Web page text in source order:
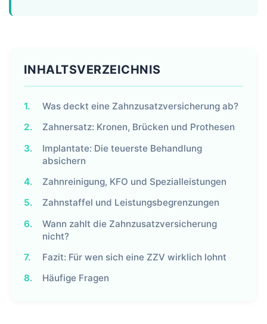
INHALTSVERZEICHNIS
1.
Was deckt eine Zahnzusatzversicherung ab?
2.
Zahnersatz: Kronen, Brücken und Prothesen
3.
Implantate: Die teuerste Behandlung
absichern
4.
Zahnreinigung, KFO und Spezialleistungen
5.
Zahnstaffel und Leistungsbegrenzungen
6.
Wann zahlt die Zahnzusatzversicherung
nicht?
7.
Fazit: Für wen sich eine ZZV wirklich lohnt
8.
Häufige Fragen